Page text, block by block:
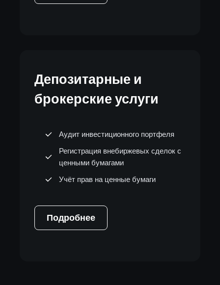
Депозитарные и
брокерские услуги
Аудит инвестиционного портфеля
Регистрация внебиржевых сделок с
ценными бумагами
Учёт прав на ценные бумаги
Подробнее